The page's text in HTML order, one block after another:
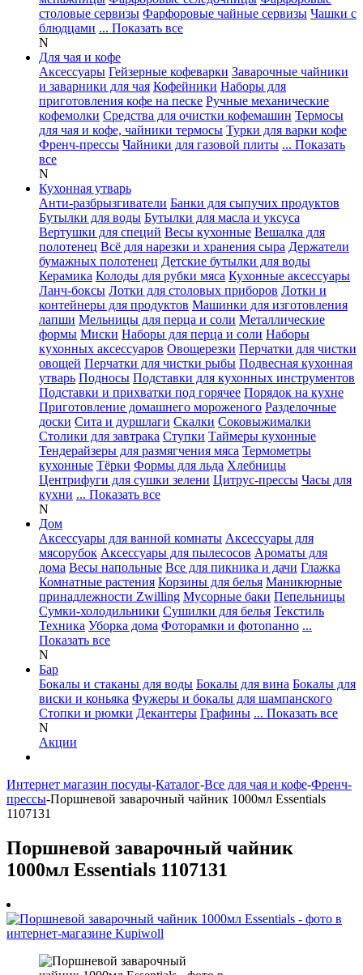
столовые сервизы Фарфоровые чайные сервизы Чашки с
блюдцами ... Показать все
N
Для чая и кофе
Аксессуары Гейзерные кофеварки Заварочные чайники
и заварники для чая Кофейники Наборы для
приготовления кофе на песке Ручные механические
кофемолки Средства для очистки кофемашин Термосы
для чая и кофе, чайники термосы Турки для варки кофе
Френч-прессы Чайники для газовой плиты ... Показать
все
N
Кухонная утварь
Анти-разбрызгиватели Банки для сыпучих продуктов
Бутылки для воды Бутылки для масла и уксуса
Вертушки для специй Весы кухонные Вешалка для
полотенец Всё для нарезки и хранения сыра Держатели
бумажных полотенец Детские бутылки для воды
Керамика Колоды для рубки мяса Кухонные аксессуары
Ланч-боксы Лотки для столовых приборов Лотки и
контейнеры для продуктов Машинки для изготовления
лапши Мельницы для перца и соли Металлические
формы Миски Наборы для перца и соли Наборы
кухонных аксессуаров Овощерезки Перчатки для чистки
овощей Перчатки для чистки рыбы Подвесная кухонная
утварь Подносы Подставки для кухонных инструментов
Подставки и прихватки под горячее Порядок на кухне
Приготовление домашнего мороженого Разделочные
доски Сита и дуршлаги Скалки Соковыжималки
Столики для завтрака Ступки Таймеры кухонные
Тендерайзеры для размягчения мяса Термометры
кухонные Тёрки Формы для льда Хлебницы
Центрифуги для сушки зелени Цитрус-прессы Часы для
кухни ... Показать все
N
Дом
Аксессуары для ванной комнаты Аксессуары для
мясорубок Аксессуары для пылесосов Ароматы для
дома Весы напольные Все для пикника и дачи Глажка
Комнатные растения Корзины для белья Маникюрные
принадлежности Zwilling Мусорные баки Пепельницы
Сумки-холодильники Сушилки для белья Текстиль
Техника Уборка дома Фоторамки и фотопанно ...
Показать все
N
Бар
Бокалы и стаканы для воды Бокалы для вина Бокалы для
виски и коньяка Фужеры и бокалы для шампанского
Стопки и рюмки Декантеры Графины ... Показать все
N
Акции
Интернет магазин посуды-Каталог-Все для чая и кофе-Френч-
прессы-Поршневой заварочный чайник 1000мл Essentials
1107131
Поршневой заварочный чайник
1000мл Essentials 1107131